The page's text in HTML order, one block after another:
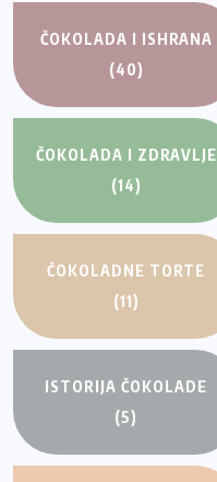
ČOKOLADA I ISHRANA
(40)
ČOKOLADA I ZDRAVLJE
(14)
ČOKOLADNE TORTE
(11)
ISTORIJA ČOKOLADE
(5)